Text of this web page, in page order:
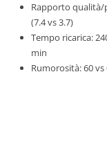
Rapporto qualità/
(7.4 vs 3.7)
Tempo ricarica:
min
Rumorosità: 60 vs